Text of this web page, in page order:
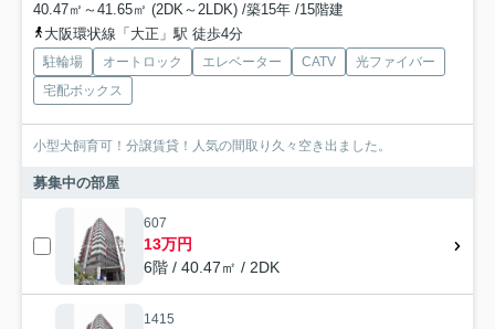
40.47㎡～41.65㎡ (2DK～2LDK) /築15年 /15階建
大阪環状線「大正」駅 徒歩4分
駐輪場 オートロック エレベーター CATV
光ファイバー
宅配ボックス
小型犬飼育可！分譲賃貸！人気の間取り久々空き出ました。
募集中の部屋
607
13万円
6階 / 40.47㎡ / 2DK
1415